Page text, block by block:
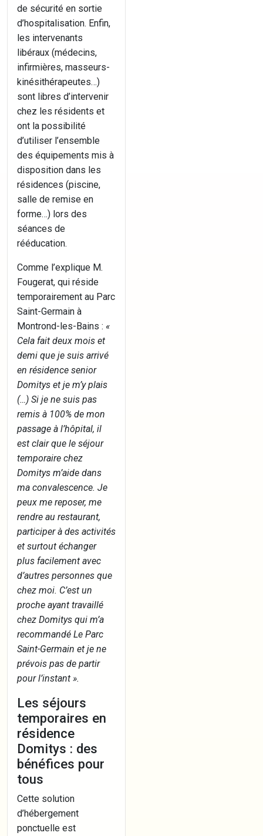
de sécurité en sortie
d’hospitalisation. Enfin,
les intervenants
libéraux (médecins,
infirmières, masseurs-
kinésithérapeutes…)
sont libres d’intervenir
chez les résidents et
ont la possibilité
d’utiliser l’ensemble
des équipements mis à
disposition dans les
résidences (piscine,
salle de remise en
forme…) lors des
séances de
rééducation.
Comme l’explique M.
Fougerat, qui réside
temporairement au Parc
Saint-Germain à
Montrond-les-Bains : «
Cela fait deux mois et
demi que je suis arrivé
en résidence senior
Domitys et je m’y plais
(…) Si je ne suis pas
remis à 100% de mon
passage à l’hôpital, il
est clair que le séjour
temporaire chez
Domitys m’aide dans
ma convalescence. Je
peux me reposer, me
rendre au restaurant,
participer à des activités
et surtout échanger
plus facilement avec
d’autres personnes que
chez moi. C’est un
proche ayant travaillé
chez Domitys qui m’a
recommandé Le Parc
Saint-Germain et je ne
prévois pas de partir
pour l’instant ».
Les séjours
temporaires en
résidence
Domitys : des
bénéfices pour
tous
Cette solution
d’hébergement
ponctuelle est